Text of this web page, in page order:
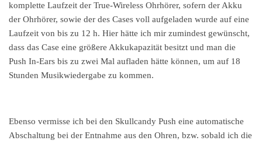
komplette Laufzeit der True-Wireless Ohrhörer, sofern der Akku
der Ohrhörer, sowie der des Cases voll aufgeladen wurde auf eine
Laufzeit von bis zu 12 h. Hier hätte ich mir zumindest gewünscht,
dass das Case eine größere Akkukapazität besitzt und man die
Push In-Ears bis zu zwei Mal aufladen hätte können, um auf 18
Stunden Musikwiedergabe zu kommen.
Ebenso vermisse ich bei den Skullcandy Push eine automatische
Abschaltung bei der Entnahme aus den Ohren, bzw. sobald ich die